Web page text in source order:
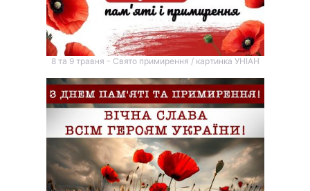
8 та 9 травня - Свято примирення / картинка УНІАН